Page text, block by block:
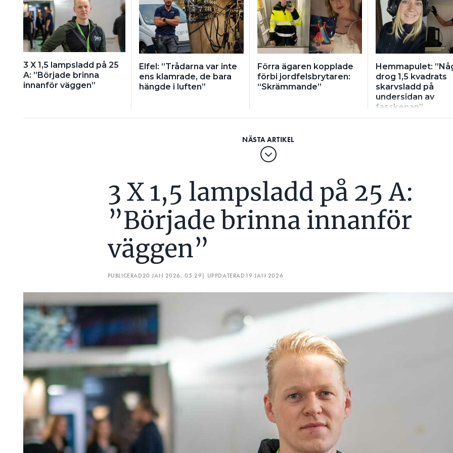
3 X 1,5 lampsladd på 25
A: ”Började brinna
innanför väggen”
Elfel: ”Trådarna var inte
ens klamrade, de bara
hängde i luften”
Förra ägaren kopplade
förbi jordfelsbrytaren:
“Skrämmande”
Hemmapulet:
drog 1,5 kvadrats
skarvsladd på
undersidan av
fasskenan”
3 X 1,5 lampsladd på 25 A:
”Började brinna innanför
väggen”
PUBLICERAD20 JAN 2026, 05:29| UPPDATERAD 19 JAN 2026